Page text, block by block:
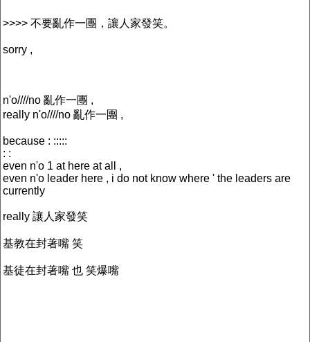
>>>> 不要亂作一團，讓人家發笑。
sorry ,
n'o////no 亂作一團 ,
really n'o////no 亂作一團 ,
because : :::::
: :
even n'o 1 at here at all ,
even n'o leader here , i do not know where ' the leaders are
currently
really 讓人家發笑
基教在封著嘴 笑
基徒在封著嘴 也 笑爆嘴